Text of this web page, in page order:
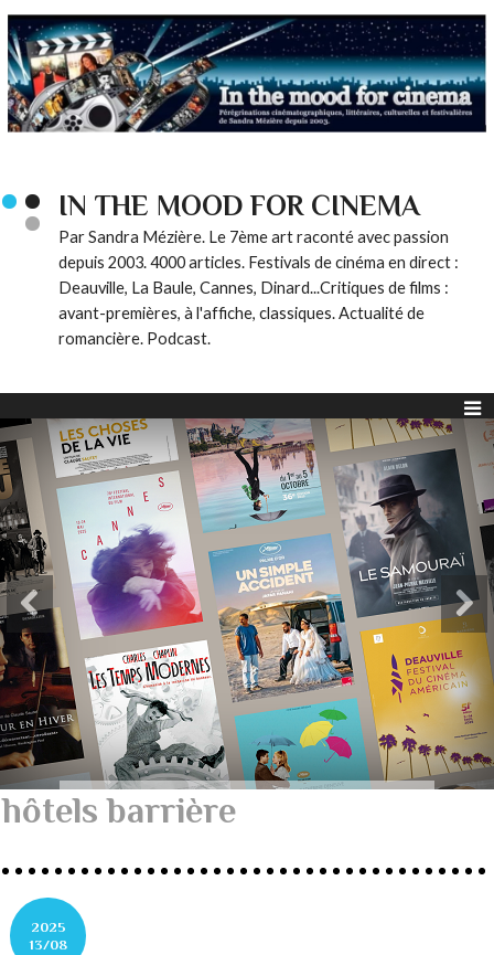
IN THE MOOD FOR CINEMA
Par Sandra Mézière. Le 7ème art raconté avec passion
depuis 2003. 4000 articles. Festivals de cinéma en direct :
Deauville, La Baule, Cannes, Dinard...Critiques de films :
avant-premières, à l'affiche, classiques. Actualité de
romancière. Podcast.
hôtels barrière
2025
13/08